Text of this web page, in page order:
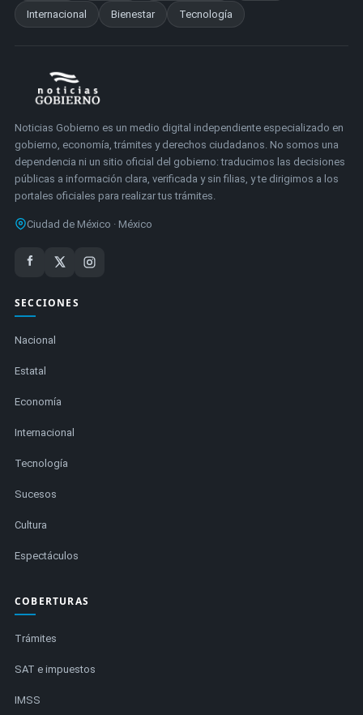
Internacional Bienestar Tecnología
Noticias Gobierno es un medio digital independiente especializado en
gobierno, economía, trámites y derechos ciudadanos. No somos una
dependencia ni un sitio oficial del gobierno: traducimos las decisiones
públicas a información clara, verificada y sin filias, y te dirigimos a los
portales oficiales para realizar tus trámites.
Ciudad de México · México
SECCIONES
Nacional
Estatal
Economía
Internacional
Tecnología
Sucesos
Cultura
Espectáculos
COBERTURAS
Trámites
SAT e impuestos
IMSS